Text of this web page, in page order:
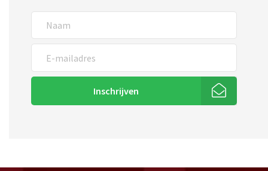
Inschrijven